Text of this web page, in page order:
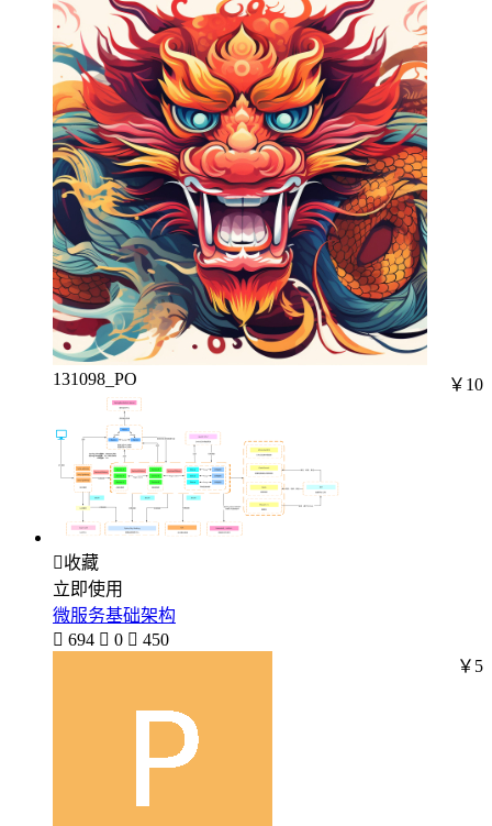
131098_PO ￥10
收藏
立即使用
微服务基础架构
 694  0  450
￥5